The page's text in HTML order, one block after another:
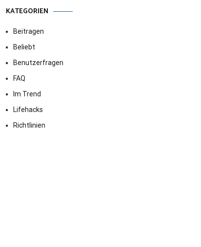
KATEGORIEN
Beitragen
Beliebt
Benutzerfragen
FAQ
Im Trend
Lifehacks
Richtlinien